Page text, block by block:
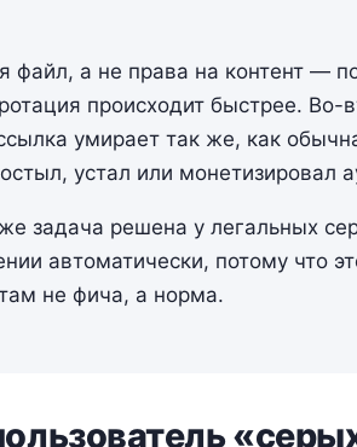
файл, а не права на контент —
происходит быстрее.
умирает так же, как
устал или монетизировал
задача решена у легальных
автоматически, потому что
не фича, а норма.